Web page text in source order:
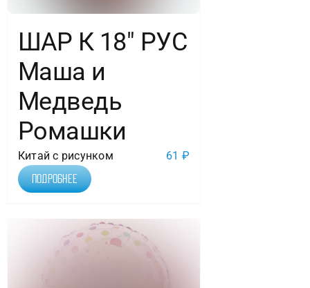
ШАР К 18″ РУС
Маша и
Медведь
Ромашки
Китай с рисунком 61 ₽
Подробнее